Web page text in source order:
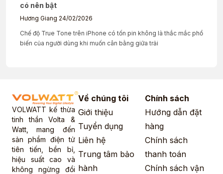
có nên bật
Hương Giang 24/02/2026
Chế độ True Tone trên iPhone có tốn pin không là thắc mắc phổ
biến của người dùng khi muốn cân bằng giữa trải
VOLWATT kế thừa
tinh thần Volta &
Watt, mang đến
sản phẩm điện tử
tiên tiến, bền bỉ,
hiệu suất cao và
không ngừng đổi
Về chúng tôi
Giới thiệu
Tuyển dụng
Liên hệ
Trung tâm bảo
hành
Chính sách
Hướng dẫn đặt
hàng
Chính sách
thanh toán
Chính sách vận